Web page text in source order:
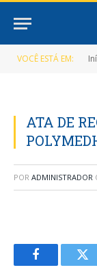
VOCÊ ESTÁ EM:
ATA DE
POR ADMINISTRADOR
Facebook